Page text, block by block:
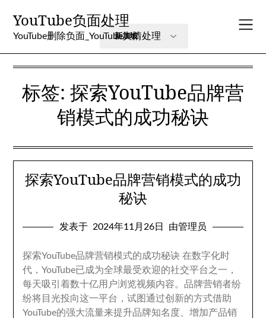
YouTube负面处理
YouTube删除负面_YouTube舆情处理
标签: 探索YouTube品牌营
销模式的成功秘诀
探索YouTube品牌营销模式的成功
秘诀
发表于 2024年11月26日 由管理员
探索YouTube品牌营销模式的成功秘诀 在数字化时
代 ，YouTube已成为全球最受欢迎的社交平台之一 ，
每天吸引着数十亿用户浏览视频内容。品牌营销者纷
纷将目光投向这一平台 ，试图通过创新的方式借助
YouTube的强大流量来提升品牌知名度 、增加产品销